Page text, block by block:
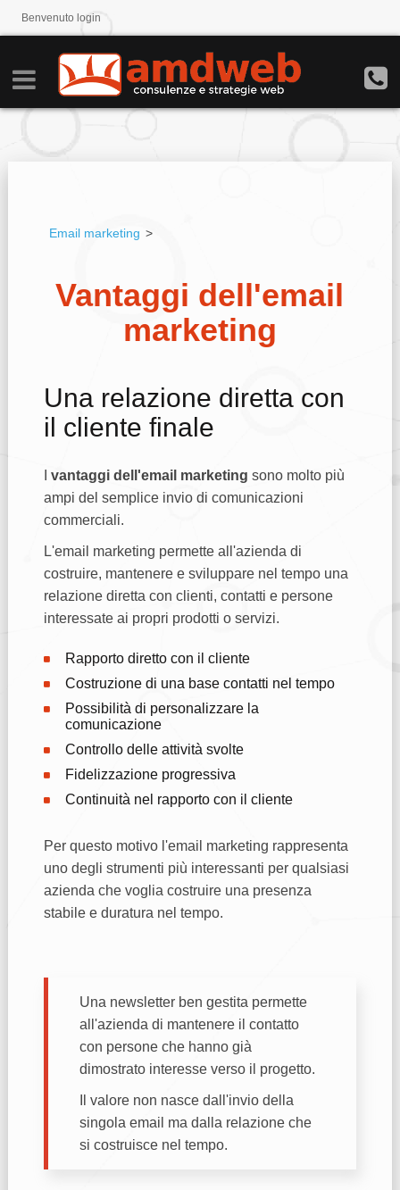
Benvenuto login
Email marketing >
Vantaggi dell'email
marketing
Una relazione diretta con
il cliente finale
vantaggi dell'email marketing sono molto più
ampi del semplice invio di comunicazioni
commerciali.
L'email marketing permette all'azienda di
costruire, mantenere e sviluppare nel tempo una
relazione diretta con clienti, contatti e persone
interessate ai propri prodotti o servizi.
Rapporto diretto con il cliente
Costruzione di una base contatti nel tempo
Possibilità di personalizzare la
comunicazione
Controllo delle attività svolte
Fidelizzazione progressiva
Continuità nel rapporto con il cliente
Per questo motivo l'email marketing rappresenta
uno degli strumenti più interessanti per qualsiasi
azienda che voglia costruire una presenza
stabile e duratura nel tempo.
Una newsletter ben gestita permette
all'azienda di mantenere il contatto
con persone che hanno già
dimostrato interesse verso il progetto.
Il valore non nasce dall'invio della
singola email ma dalla relazione che
si costruisce nel tempo.